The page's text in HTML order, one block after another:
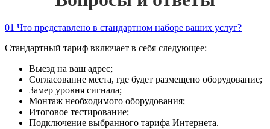
01 Что представлено в стандартном наборе ваших услуг?
Стандартный тариф включает в себя следующее:
Выезд на ваш адрес;
Согласование места, где будет размещено оборудование;
Замер уровня сигнала;
Монтаж необходимого оборудования;
Итоговое тестирование;
Подключение выбранного тарифа Интернета.